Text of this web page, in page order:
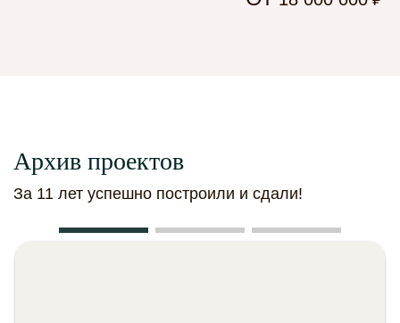
Архив проектов
За 11 лет успешно построили и сдали!